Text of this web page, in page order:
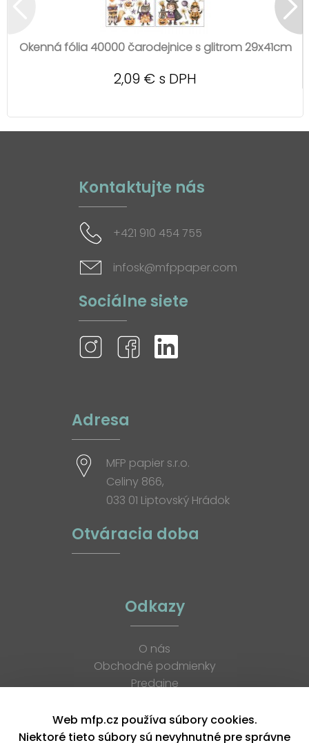
Okenná fólia 40000 čarodejnice s glitrom 29x41cm
2,09 € s DPH
Kontaktujte nás
+421 910 454 755
infosk@mfppaper.com
Sociálne siete
Adresa
MFP papier s.r.o.
Celiny 866,
033 01 Liptovský Hrádok
Otváracia doba
Odkazy
O nás
Obchodné podmienky
Predajne
K stiahnutiu
Blog
Web mfp.cz používa súbory cookies.
Niektoré tieto súbory sú nevyhnutné pre správne